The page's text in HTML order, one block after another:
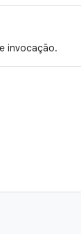
invocação.